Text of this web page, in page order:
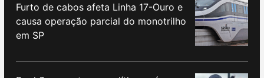
Furto de cabos afeta Linha 17-Ouro e
causa operação parcial do monotrilho
em SP